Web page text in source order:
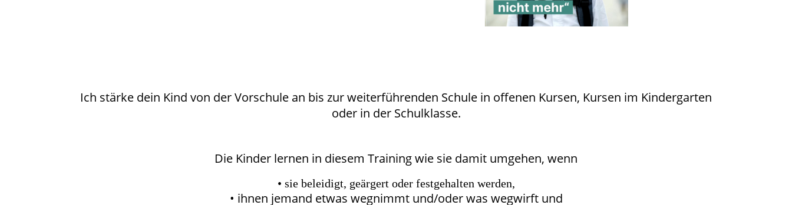
Ich stärke dein Kind von der Vorschule an bis zur weiterführenden Schule in offenen Kursen, Kursen im Kindergarten
oder in der Schulklasse.
Die Kinder lernen in diesem Training wie sie damit umgehen, wenn
• sie beleidigt, geärgert oder festgehalten werden,
• ihnen jemand etwas wegnimmt und/oder was wegwirft und